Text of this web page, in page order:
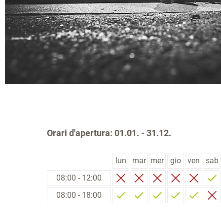
Orari d'apertura: 01.01. - 31.12.
lun mar mer gio ven
sab
08:00 - 12:00
08:00 - 18:00